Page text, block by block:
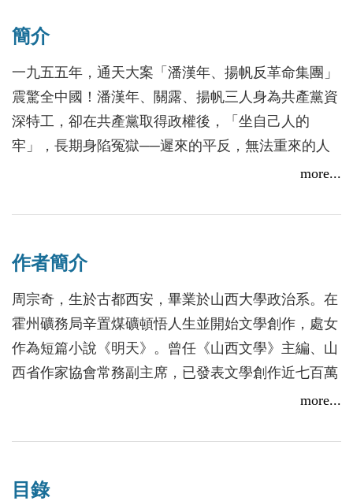
簡介
一九五五年，通天大案「潘漢年、揚帆反革命集團」
震驚全中國！潘漢年、關露、揚帆三人身為共產黨資
深特工，卻在共產黨取得政權後，「坐自己人的
牢」，長期身陷冤獄──遲來的平反，無法重來的人
生，三個紅色政權的殉道者，就這樣被理想背叛、被
條相同的悲劇命運？
1999)，同樣出生在書香門第，從小深受家學薰染；
同樣大都畢業於國內名牌大學，在校時已是著名人
物；同樣在一九三○年代加入「左聯」，成為激進的
文學革命者；同樣是享譽詩壇的桂冠詩人；同樣為了
革命的需要，聽從黨的安排投入情報戰線，成為傑出
平反與昭雪。
more...
作者簡介
周宗奇，生於古都西安，畢業於山西大學政治系。在
霍州礦務局辛置煤礦頓悟人生並開始文學創作，處女
作為短篇小說《明天》。曾任《山西文學》主編、山
西省作家協會常務副主席，已發表文學創作近七百萬
字，都在打發明天中度過。自認是匆匆地球一過客，
方塊字若干，如能在人生謝幕前完成十卷本《中國文
油詩一首曰：未死已知萬事空，有錢難買太陽升。筆
more...
目錄